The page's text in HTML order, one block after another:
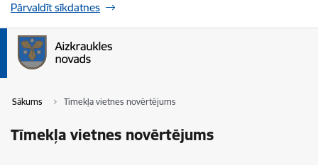
Pārvaldīt sīkdatnes
Sākums Tīmekļa vietnes novērtējums
Tīmekļa vietnes novērtējums